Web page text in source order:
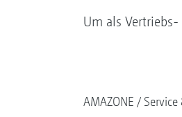
Um als
AMAZONE